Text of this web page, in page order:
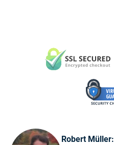
Robert Müller: